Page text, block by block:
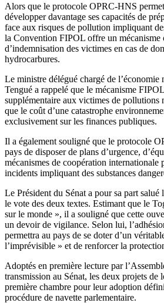
Alors que le protocole OPRC-HNS
développer davantage ses capacités de
face aux risques de pollution impliquant
la Convention FIPOL offre un mécanisme
d’indemnisation des victimes en cas de
hydrocarbures.
Le ministre délégué chargé de
Tengué a rappelé que le mécanisme
supplémentaire aux victimes de pollutions
que le coût d’une catastrophe
exclusivement sur les finances publiques.
Il a également souligné que le protocole
pays de disposer de plans d’urgence,
mécanismes de coopération internationale
incidents impliquant des substances
Le Président du Sénat a pour sa part salué
le vote des deux textes. Estimant que le
sur le monde », il a souligné que cette
un devoir de vigilance. Selon lui,
permettra au pays de se doter d’un
l’imprévisible » et de renforcer la
Adoptés en première lecture par
transmission au Sénat, les deux projets de
première chambre pour leur adoption
procédure de navette parlementaire.